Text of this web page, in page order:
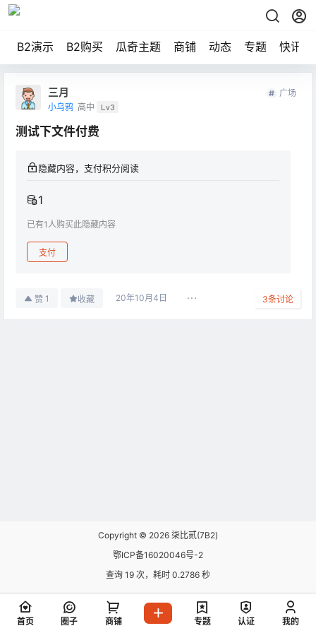
B2演示 B2购买 瓜奇主题 商铺 动态 专题 快讯
三月
小乌鸦 高中 Lv3
广场
测试下文件付费
隐藏内容，支付积分阅读
1
已有1 人购买此隐藏内容
支付
赞 1 收藏 20年10月4日 3条讨论
Copyright © 2026 柒比贰(7B2)
鄂ICP备16020046号-2
查询 19 次，耗时 0.2786 秒
首页 圈子 商铺 专题 认证 我的